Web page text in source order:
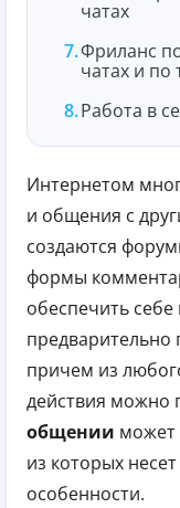
чатах
Фриланс
чатах и по
Работа в
Интернетом
и общения с
создаются
формы
обеспечить
предварительно
причем из
действия можно
общении может
из которых
особенности.